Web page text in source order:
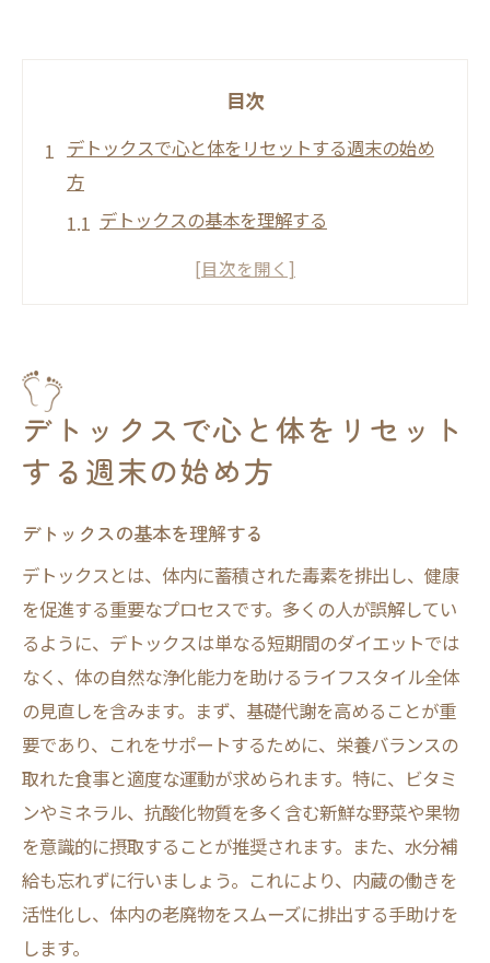
目次
デトックスで心と体をリセットする週末の始め
方
デトックスの基本を理解する
週末デトックスの計画を立てる
体に優しいデトックスの準備
ヨガと瞑想で心を落ち着かせるデトックスの朝
朝のヨガで体を目覚めさせる
瞑想で心をクリアにするコツ
デトックスに効果的な呼吸法
自宅で簡単にできるヨガポーズ
瞑想空間の作り方
朝の静寂を楽しむ方法
新鮮な食材から始めるデトックスランチの魅力
デトックスランチに最適な食材
簡単に作れるデトックスサラダ
発酵食品のデトックス効果
食事で体を内側から綺麗に
玄米を使ったヘルシーランチ
デトックスで心と体をリセット
する週末の始め方
デトックスの基本を理解する
デトックスとは、体内に蓄積された毒素を排出し、健康
を促進する重要なプロセスです。多くの人が誤解してい
るように、デトックスは単なる短期間のダイエットでは
なく、体の自然な浄化能力を助けるライフスタイル全体
の見直しを含みます。まず、基礎代謝を高めることが重
要であり、これをサポートするために、栄養バランスの
取れた食事と適度な運動が求められます。特に、ビタミ
ンやミネラル、抗酸化物質を多く含む新鮮な野菜や果物
を意識的に摂取することが推奨されます。また、水分補
給も忘れずに行いましょう。これにより、内蔵の働きを
活性化し、体内の老廃物をスムーズに排出する手助けを
します。